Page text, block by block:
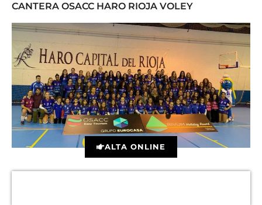
CANTERA OSACC HARO RIOJA VOLEY
ALTA ONLINE